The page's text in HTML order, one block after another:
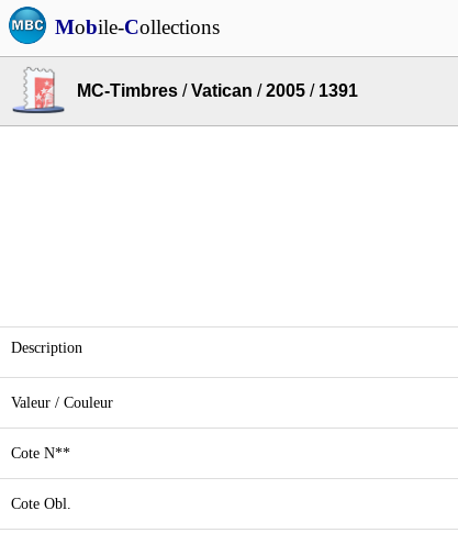
Mobile-Collections
MC-Timbres /Vatican /2005 / 1391
Description
Valeur / Couleur
Cote N**
Cote Obl.